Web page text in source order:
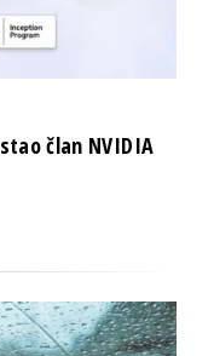
član NVIDIA